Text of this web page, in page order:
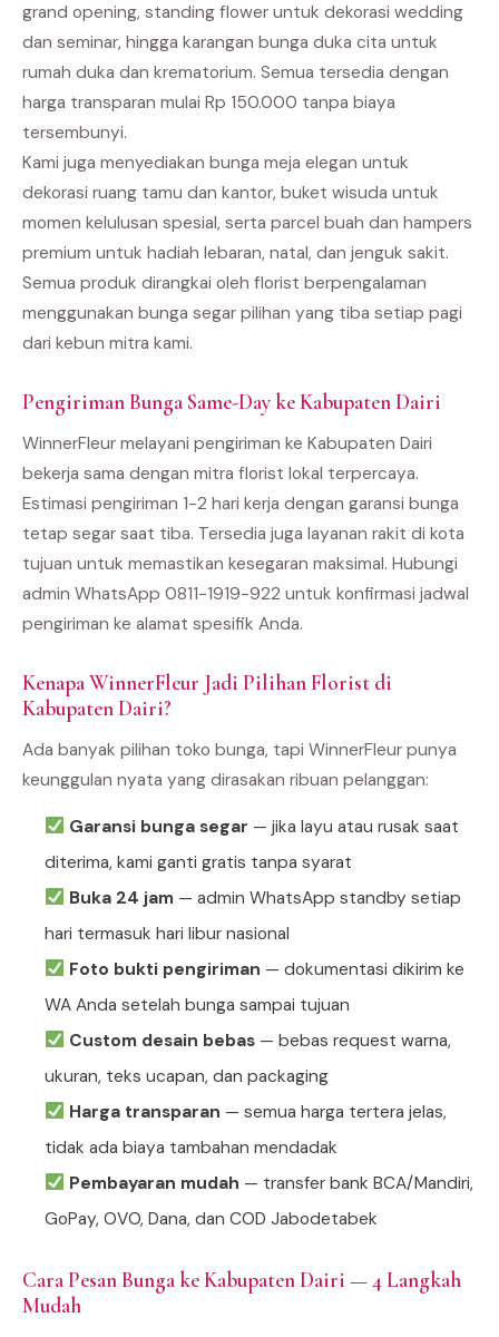
grand opening, standing flower untuk dekorasi wedding
dan seminar, hingga karangan bunga duka cita untuk
rumah duka dan krematorium. Semua tersedia dengan
harga transparan mulai Rp 150.000 tanpa biaya
tersembunyi.
Kami juga menyediakan bunga meja elegan untuk
dekorasi ruang tamu dan kantor, buket wisuda untuk
momen kelulusan spesial, serta parcel buah dan hampers
premium untuk hadiah lebaran, natal, dan jenguk sakit.
Semua produk dirangkai oleh florist berpengalaman
menggunakan bunga segar pilihan yang tiba setiap pagi
dari kebun mitra kami.
Pengiriman Bunga Same-Day ke Kabupaten Dairi
WinnerFleur melayani pengiriman ke Kabupaten Dairi
bekerja sama dengan mitra florist lokal terpercaya.
Estimasi pengiriman 1-2 hari kerja dengan garansi bunga
tetap segar saat tiba. Tersedia juga layanan rakit di kota
tujuan untuk memastikan kesegaran maksimal. Hubungi
admin WhatsApp 0811-1919-922 untuk konfirmasi jadwal
pengiriman ke alamat spesifik Anda.
Kenapa WinnerFleur Jadi Pilihan Florist di
Kabupaten Dairi?
Ada banyak pilihan toko bunga, tapi WinnerFleur punya
keunggulan nyata yang dirasakan ribuan pelanggan:
Garansi bunga segar — jika layu atau rusak saat
diterima, kami ganti gratis tanpa syarat
Buka 24 jam— admin WhatsApp standby setiap
hari termasuk hari libur nasional
Foto bukti pengiriman — dokumentasi dikirim ke
WA Anda setelah bunga sampai tujuan
Custom desain bebas— bebas request warna,
ukuran, teks ucapan, dan packaging
Harga transparan — semua harga tertera jelas,
tidak ada biaya tambahan mendadak
Pembayaran mudah — transfer bank BCA/Mandiri,
GoPay, OVO, Dana, dan COD Jabodetabek
Cara Pesan Bunga ke Kabupaten Dairi — 4 Langkah
Mudah